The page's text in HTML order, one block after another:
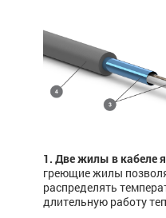
1. Две жилы в кабеле
греющие жилы
распределять
длительную работу